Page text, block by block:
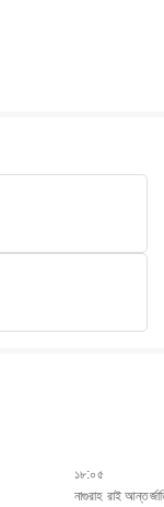
১৮:০৫
নাগুরাহ রাই